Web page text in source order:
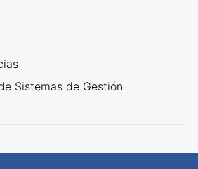
Sistemas de Gestión